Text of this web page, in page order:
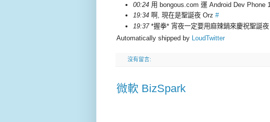
00:24 用 bongous.com 運 Android Dev Phone 1
19:34 啊, 現在是聖誕夜 Orz #
19:37*握拳* 宵夜一定要用麻辣鍋來慶祝聖誕夜
Automatically shipped by LoudTwitter
沒有留言:
微軟 BizSpark